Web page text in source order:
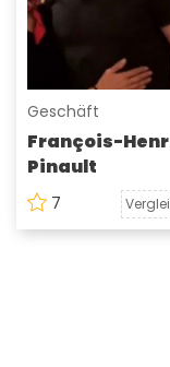
Geschäft
François-
Pinault
7